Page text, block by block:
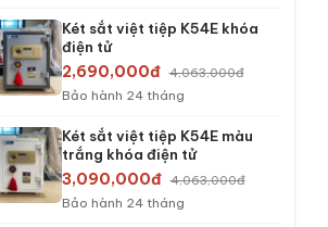
Két sắt việt tiệp K54E khóa
điện tử
2,690,000đ 4,063,000đ
Bảo hành 24 tháng
Két sắt việt tiệp K54E màu
trắng khóa điện tử
3,090,000đ 4,063,000đ
Bảo hành 24 tháng